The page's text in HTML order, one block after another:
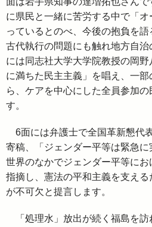
に県民と一緒に苦労する中で「オ
っているとのべ、今後の抱負を
古代執行の問題にも触れ地方自
には同志社大学大学院教授の岡
に満ちた民主主義」を唱え、一
ら、ケアを中心にした全員参加
す。
6面には弁護士で全国革新懇代
寄稿、「ジェンダー平等は緊急に
世界のなかでジェンダー平等に
指摘し、憲法の平和主義を支え
が不可欠と提言します。
「処理水」放出が続く福島を訪